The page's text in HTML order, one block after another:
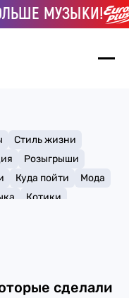
МУЗЫКИ!
Стиль жизни
Розыгрыши
Куда пойти
Мода
Котики
сделали